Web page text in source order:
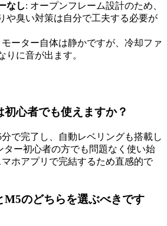
なし: オープンフレーム設計のため、
や臭い対策は自分で工夫する必要が
モーター自体は静かですが、冷却ファ
りに音が出ます。
心者でも使えますか？
で完了し、自動レベリングも搭載し
ター初心者の方でも問題なく使い始
ホアプリで完結するため直感的で
のどちらを選ぶべきです